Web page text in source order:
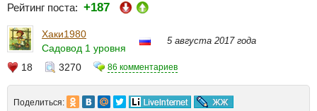
Рейтинг поста: +187
Хаки1980
Садовод 1 уровня
5 августа 2017 года
18 3270 86 комментариев
Поделиться: